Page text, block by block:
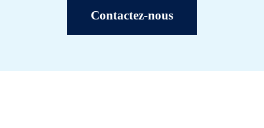
Contactez-nous